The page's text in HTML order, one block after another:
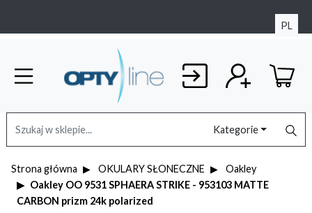
PL
Kategorie
Strona główna OKULARY SŁONECZNE
Oakley
Oakley OO 9531 SPHAERA STRIKE - 953103 MATTE
CARBON prizm 24k polarized